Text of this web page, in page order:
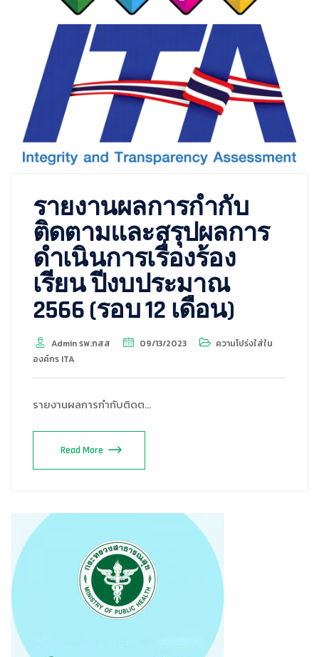
รายงานผลการกำกับ
ติดตามและสรุปผลการ
ดำเนินการเรื่องร้อง
เรียน ปีงบประมาณ
2566 (รอบ 12 เดือน)
Admin รพ.กสส 09/13/2023
ความโปร่งใส่ใน
องค์กร ITA
รายงานผลการกำกับติดต…
Read More